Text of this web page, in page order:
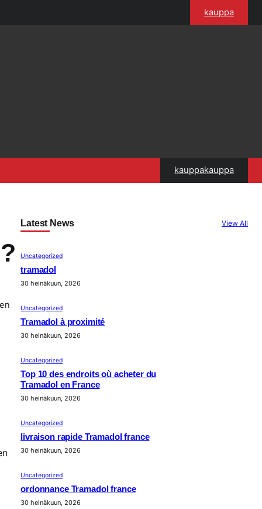
kauppa
kauppakauppa
Latest News View All
Uncategorized
tramadol
30 heinäkuun, 2026
Uncategorized
Tramadol à proximité
30 heinäkuun, 2026
Uncategorized
Top 10 des endroits où acheter du
Tramadol en France
30 heinäkuun, 2026
Uncategorized
livraison rapide Tramadol france
30 heinäkuun, 2026
Uncategorized
ordonnance Tramadol france
30 heinäkuun, 2026